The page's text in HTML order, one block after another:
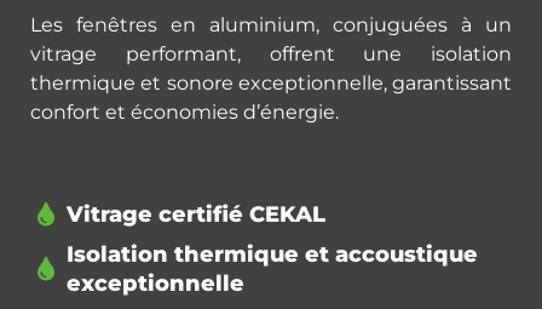
Les fenêtres en aluminium, conjuguées à un
vitrage performant, offrent une isolation
thermique et sonore exceptionnelle, garantissant
confort et économies d’énergie.
Vitrage certifié CEKAL
Isolation thermique et accoustique
exceptionnelle